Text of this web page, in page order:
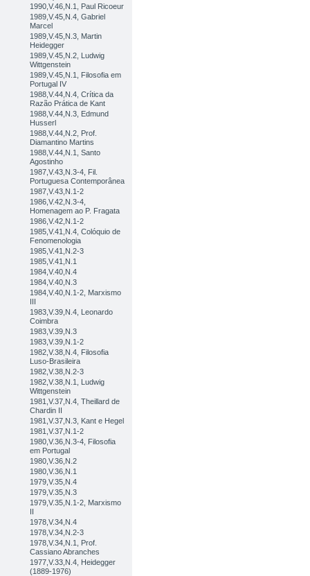
1990,V.46,N.1, Paul Ricoeur
1989,V.45,N.4, Gabriel
Marcel
1989,V.45,N.3, Martin
Heidegger
1989,V.45,N.2, Ludwig
Wittgenstein
1989,V.45,N.1, Filosofia em
Portugal IV
1988,V.44,N.4, Crítica da
Razão Prática de Kant
1988,V.44,N.3, Edmund
Husserl
1988,V.44,N.2, Prof.
Diamantino Martins
1988,V.44,N.1, Santo
Agostinho
1987,V.43,N.3-4, Fil.
Portuguesa Contemporânea
1987,V.43,N.1-2
1986,V.42,N.3-4,
Homenagem ao P. Fragata
1986,V.42,N.1-2
1985,V.41,N.4, Colóquio de
Fenomenologia
1985,V.41,N.2-3
1985,V.41,N.1
1984,V.40,N.4
1984,V.40,N.3
1984,V.40,N.1-2, Marxismo
III
1983,V.39,N.4, Leonardo
Coimbra
1983,V.39,N.3
1983,V.39,N.1-2
1982,V.38,N.4, Filosofia
Luso-Brasileira
1982,V.38,N.2-3
1982,V.38,N.1, Ludwig
Wittgenstein
1981,V.37,N.4, Theillard de
Chardin II
1981,V.37,N.3, Kant e Hegel
1981,V.37,N.1-2
1980,V.36,N.3-4, Filosofia
em Portugal
1980,V.36,N.2
1980,V.36,N.1
1979,V.35,N.4
1979,V.35,N.3
1979,V.35,N.1-2, Marxismo
II
1978,V.34,N.4
1978,V.34,N.2-3
1978,V.34,N.1, Prof.
Cassiano Abranches
1977,V.33,N.4, Heidegger
(1889-1976)